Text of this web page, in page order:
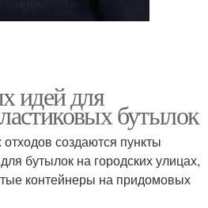
идей для
бутылок
создаются пункты
бутылок на городских улицах,
контейнеры на придомовых